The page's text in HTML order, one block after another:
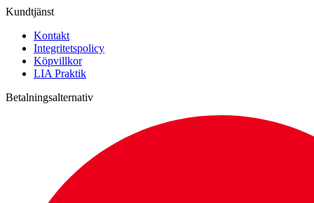
Kundtjänst
Kontakt
Integritetspolicy
Köpvillkor
LIA Praktik
Betalningsalternativ